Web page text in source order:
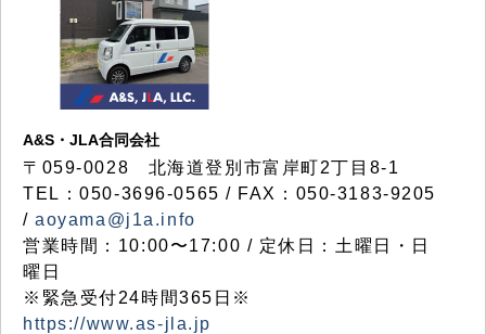
A&S・JLA合同会社
〒 059-0028 北海道登別市富岸町2丁目 8-1
TEL：050-3696-0565 / FAX：050-3183-9205
/aoyama@j1a.info
営業時間：10:00〜17:00 / 定休日：土曜日・日
曜日
※緊急受付24時間365日※
https://www.as-jla.jp